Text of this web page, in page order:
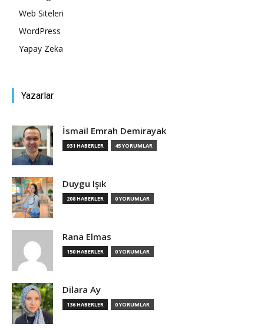
Web Siteleri
WordPress
Yapay Zeka
Yazarlar
İsmail Emrah Demirayak
931 HABERLER 45 YORUMLAR
Duygu Işık
208 HABERLER 0 YORUMLAR
Rana Elmas
150 HABERLER 0 YORUMLAR
Dilara Ay
136 HABERLER 0 YORUMLAR